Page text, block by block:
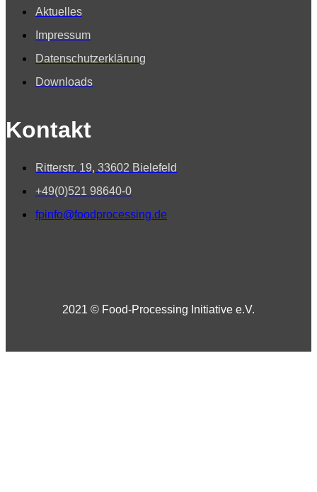
Aktuelles
Impressum
Datenschutzerklärung
Downloads
Kontakt
Ritterstr. 19, 33602 Bielefeld
+49(0)521 98640-0
fpinfo@foodprocessing.de
2021 © Food-Processing Initiative e.V.